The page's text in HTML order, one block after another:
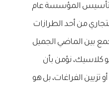
تأسيس المؤسسة عام
التجاري من أحد الطرازات
بين الماضي الجميل
كلاسيك، نؤمن بأن
تزيين الفراغات، بل هو